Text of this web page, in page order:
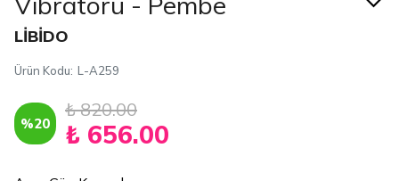
LİBİDO
Ürün Kodu: L-A259
%20
₺ 820.00
₺ 656.00